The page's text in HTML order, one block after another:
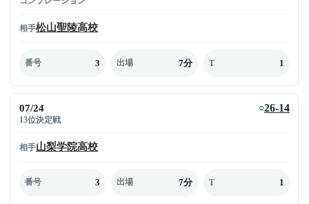
相手松山聖陵高校
番号 3 出場 7分 T 1
07/24
13位決定戦
○26-14
相手山梨学院高校
番号 3 出場 7分 T 1